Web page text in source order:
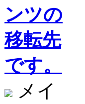
ンツの
移転先
です。
メイ